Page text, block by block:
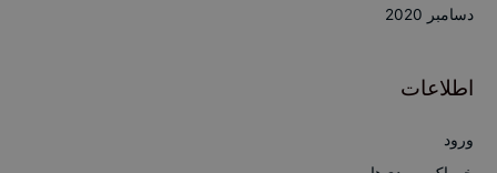
دسامبر 2020
اطلاعات
ورود